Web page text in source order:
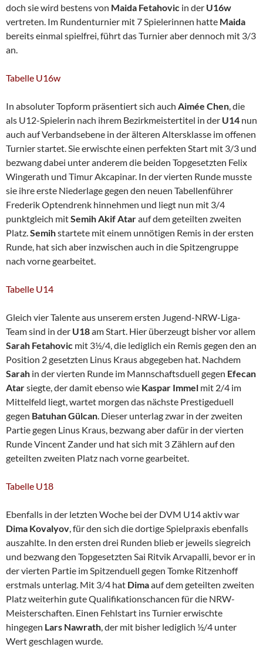
doch sie wird bestens von Maida Fetahovic in der U16w
vertreten. Im Rundenturnier mit 7 Spielerinnen hatte Maida
bereits einmal spielfrei, führt das Turnier aber dennoch mit 3/3
an.
Tabelle U16w
In absoluter Topform präsentiert sich auch Aimée Chen, die
als U12-Spielerin nach ihrem Bezirkmeistertitel in der U14 nun
auch auf Verbandsebene in der älteren Altersklasse im offenen
Turnier startet. Sie erwischte einen perfekten Start mit 3/3 und
bezwang dabei unter anderem die beiden Topgesetzten Felix
Wingerath und Timur Akcapinar. In der vierten Runde musste
sie ihre erste Niederlage gegen den neuen Tabellenführer
Frederik Optendrenk hinnehmen und liegt nun mit 3/4
punktgleich mitSemih Akif Atarauf dem geteilten zweiten
Platz.Semihstartete mit einem unnötigen Remis in der ersten
Runde, hat sich aber inzwischen auch in die Spitzengruppe
nach vorne gearbeitet.
Tabelle U14
Gleich vier Talente aus unserem ersten Jugend-NRW-Liga-
Team sind in der U18am Start. Hier überzeugt bisher vor allem
Sarah Fetahovic mit 3½/4, die lediglich ein Remis gegen den an
Position 2 gesetzten Linus Kraus abgegeben hat. Nachdem
Sarah in der vierten Runde im Mannschaftsduell gegen Efecan
Atarsiegte, der damit ebenso wie Kaspar Immel mit 2/4 im
Mittelfeld liegt, wartet morgen das nächste Prestigeduell
gegen Batuhan Gülcan. Dieser unterlag zwar in der zweiten
Partie gegen Linus Kraus, bezwang aber dafür in der vierten
Runde Vincent Zander und hat sich mit 3 Zählern auf den
geteilten zweiten Platz nach vorne gearbeitet.
Tabelle U18
Ebenfalls in der letzten Woche bei der DVM U14 aktiv war
Dima Kovalyov, für den sich die dortige Spielpraxis ebenfalls
auszahlte. In den ersten drei Runden blieb er jeweils siegreich
und bezwang den Topgesetzten Sai Ritvik Arvapalli, bevor er in
der vierten Partie im Spitzenduell gegen Tomke Ritzenhoff
erstmals unterlag. Mit 3/4 hat Dimaauf dem geteilten zweiten
Platz weiterhin gute Qualifikationschancen für die NRW-
Meisterschaften. Einen Fehlstart ins Turnier erwischte
hingegen Lars Nawrath, der mit bisher lediglich ½/4 unter
Wert geschlagen wurde.